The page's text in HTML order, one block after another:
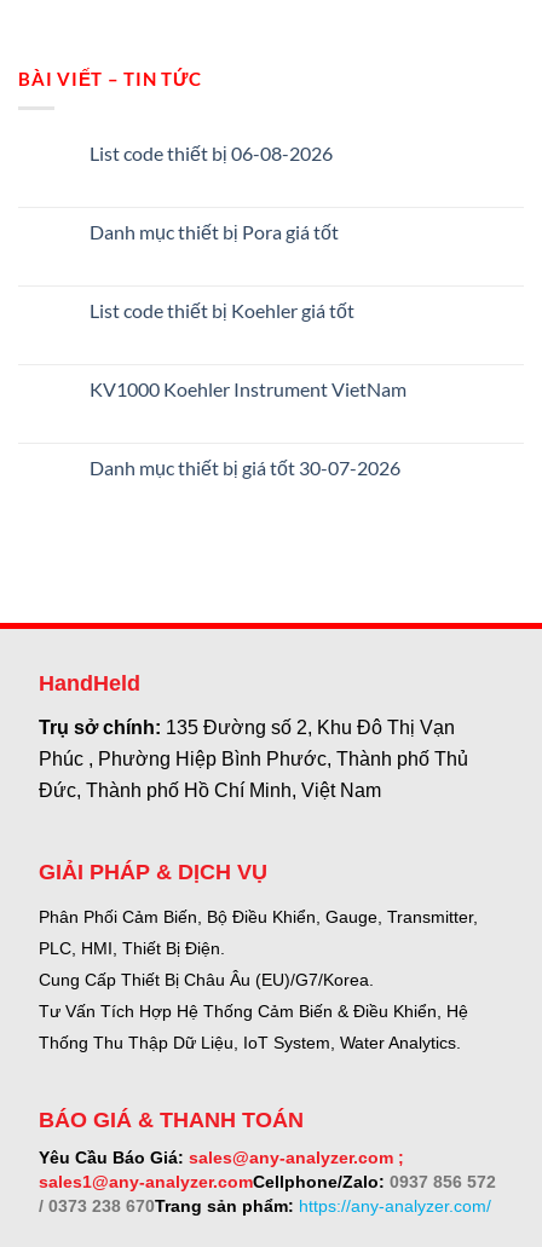
BÀI VIẾT – TIN TỨC
List code thiết bị 06-08-2026
Danh mục thiết bị Pora giá tốt
List code thiết bị Koehler giá tốt
KV1000 Koehler Instrument VietNam
Danh mục thiết bị giá tốt 30-07-2026
HandHeld
Trụ sở chính: 135 Đường số 2, Khu Đô Thị Vạn
Phúc , Phường Hiệp Bình Phước, Thành phố Thủ
Đức, Thành phố Hồ Chí Minh, Việt Nam
GIẢI PHÁP & DỊCH VỤ
Phân Phối Cảm Biến, Bộ Điều Khiển, Gauge, Transmitter,
PLC, HMI, Thiết Bị Điện.
Cung Cấp Thiết Bị Châu Âu (EU)/G7/Korea.
Tư Vấn Tích Hợp Hệ Thống Cảm Biến & Điều Khiển, Hệ
Thống Thu Thập Dữ Liệu, IoT System, Water Analytics.
BÁO GIÁ & THANH TOÁN
Yêu Cầu Báo Giá: sales@any-analyzer.com ;
sales1@any-analyzer.comCellphone/Zalo: 0937 856 572
/ 0373 238 670Trang sản phẩm: https://any-analyzer.com/